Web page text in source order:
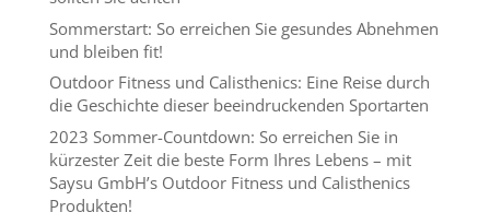
Sommerstart: So erreichen Sie gesundes Abnehmen
und bleiben fit!
Outdoor Fitness und Calisthenics: Eine Reise durch
die Geschichte dieser beeindruckenden Sportarten
2023 Sommer-Countdown: So erreichen Sie in
kürzester Zeit die beste Form Ihres Lebens – mit
Saysu GmbH’s Outdoor Fitness und Calisthenics
Produkten!